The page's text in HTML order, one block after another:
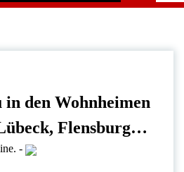
den Wohnheimen
Flensburg…
-